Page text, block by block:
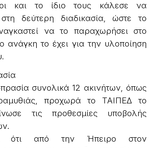
και το ίδιο τους κάλεσε να
δεύτερη διαδικασία, ώστε το
να το παραχωρήσει στο
ανάγκη το έχει για την υλοποίηση
συνολικά 12 ακινήτων, όπως
προχωρά το ΤΑΙΠΕΔ το
τις προθεσμίες υποβολής
ότι από την Ήπειρο στον